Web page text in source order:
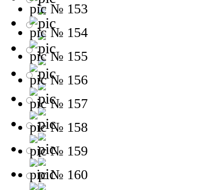
№ 153
№ 154
№ 155
№ 156
№ 157
№ 158
№ 159
№ 160